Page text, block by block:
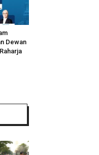
Dewan